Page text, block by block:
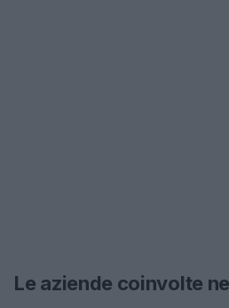
Le aziende coinvolte